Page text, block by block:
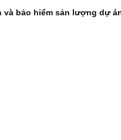
và bảo hiểm sản lượng dự